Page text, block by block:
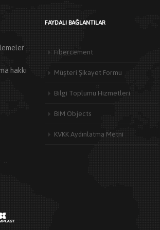
hakkı
FAYDALI BAĞLANTILAR
Fibercement
Müşteri Şikayet Formu
Bilgi Toplumu Hizmetleri
BIM Objects
KVKK Aydınlatma Metni